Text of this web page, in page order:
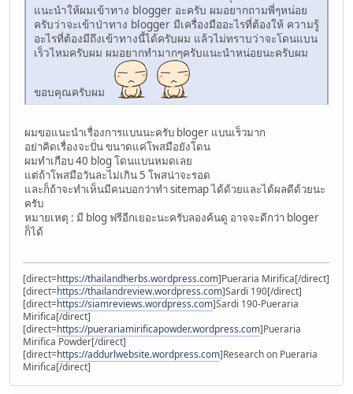
แนะนำให้ผมเข้าทาง blogger อะครับ ผมอยากถามพี่ๆหน่อย
ครับว่าจะเข้าป่าทาง blogger มีเครื่องมืออะไรที่ต้องให้ ความรู้
อะไรที่ต้องมีถึงเข้าทางนี้ได้ครับผม แล้วไม่ทราบว่าจะโดนแบน
เร็วไหมครับผม ผมอยากทำมากๆครับแนะนำหน่อยนะครับผม
ขอบคุณครับผม
ผมขอแนะนำเรื่องการแบนนะครับ bloger แบนเร็วมาก
อย่าคิดเรื่องจะปั่น ขนาดแค่โพสมือยังโดน
ผมทำเกือบ 40 blog โดนแบนหมดเลย
แต่ถ้าโพสมือวันละไม่เกิน 5 โพสน่าจะรอด
และก็ถ้าจะทำเห็นมีคนบอกว่าทำ sitemap ได้ด้วยและได้ผลดีด้วยนะ
ครับ
หมายเหตุ : มี blog ฟรีอีกเยอะนะครับลองค้นดู อาจจะดีกว่า bloger
ก็ได้
[direct=https://thailandherbs.wordpress.com]Pueraria Mirifica[/direct]
[direct=https://thailandreview.wordpress.com]Sardi 190[/direct]
[direct=https://siamreviews.wordpress.com]Sardi 190-Pueraria
Mirifica[/direct]
[direct=https://puerariamirificapowder.wordpress.com]Pueraria
Mirifica Powder[/direct]
[direct=https://addurlwebsite.wordpress.com]Research on Pueraria
Mirifica[/direct]